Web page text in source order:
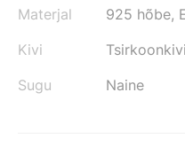
Materjal
925 hõbe,
Kivi
Tsirkoonkivi
Sugu
Naine